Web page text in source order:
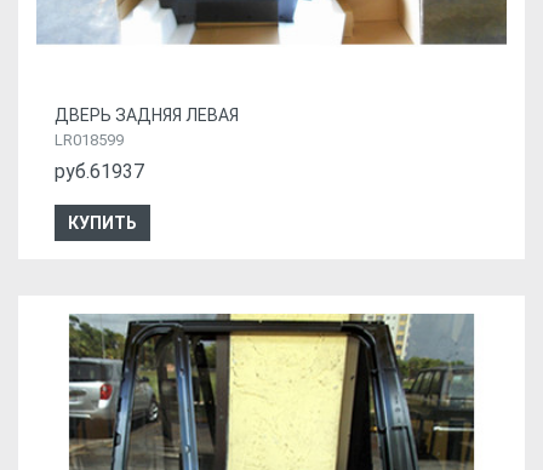
ДВЕРЬ ЗАДНЯЯ ЛЕВАЯ
LR018599
руб.61937
КУПИТЬ